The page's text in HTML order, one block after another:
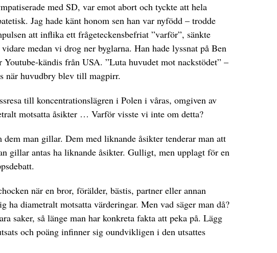
med SD, var emot abort och tyckte att hela
Jag hade känt honom sen han var nyfödd – trodde
att inflika ett frågeteckensbefriat ”varför”, sänkte
medan vi drog ner byglarna. Han hade lyssnat på Ben
Youtube-kändis från USA. ”Luta huvudet mot nackstödet” –
när huvudbry blev till magpirr.
till koncentrationslägren i Polen i våras, omgiven av
motsatta åsikter … Varför visste vi inte om detta?
dem man gillar. Dem med liknande åsikter tenderar man att
gillar antas ha liknande åsikter. Gulligt, men upplagt för en
när en bror, förälder, bästis, partner eller annan
ha diametralt motsatta värderingar. Men vad säger man då?
saker, så länge man har konkreta fakta att peka på. Lägg
och poäng infinner sig oundvikligen i den utsattes